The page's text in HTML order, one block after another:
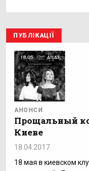
ПУБЛІКАЦІЇ
АНОНСИ
Прощальный
Киеве
18.04.2017
18 мая в киевском